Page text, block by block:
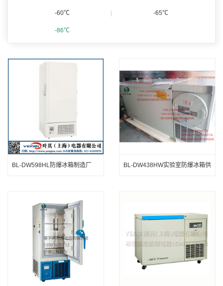
-60℃ -65℃
-86℃
BL-DW598HL防爆冰箱制造厂 BL-DW438HW实验室防爆冰箱供